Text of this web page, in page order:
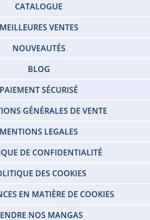
CATALOGUE
MEILLEURES VENTES
NOUVEAUTÉS
BLOG
PAIEMENT SÉCURISÉ
GÉNÉRALES DE VENTE
MENTIONS LEGALES
DE CONFIDENTIALITÉ
DES COOKIES
EN MATIÈRE DE COOKIES
NOS MANGAS